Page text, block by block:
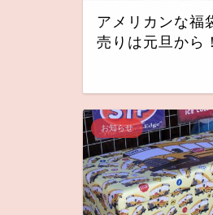
アメリカンな福
売りは元旦から！
お知らせ